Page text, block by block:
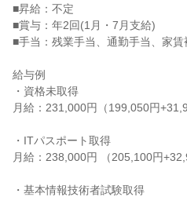
■昇給：不定
■賞与：年2回(1月・7月支給)
■手当：残業手当、通勤手当、家賃
給与例
・資格未取得
月給：231,000円（199,050円
・ITパスポート取得
月給：238,000円 （205,100円
・基本情報技術者試験取得